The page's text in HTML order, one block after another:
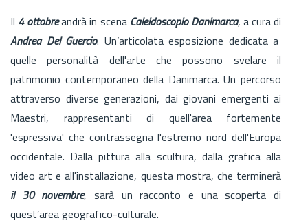
Il 4 ottobreandrà in scena Caleidoscopio Danimarca, a cura di
Andrea Del Guercio. Un’articolata esposizione dedicata a
quelle personalità dell'arte che possono svelare il
patrimonio contemporaneo della Danimarca. Un percorso
attraverso diverse generazioni, dai giovani emergenti ai
Maestri, rappresentanti di quell'area fortemente
'espressiva' che contrassegna l'estremo nord dell'Europa
occidentale. Dalla pittura alla scultura, dalla grafica alla
video art e all'installazione, questa mostra, che terminerà
il 30 novembre, sarà un racconto e una scoperta di
quest’area geografico-culturale.